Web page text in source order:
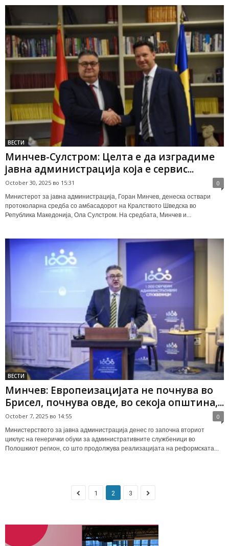
ВЕСТИ
Минчев-Сулстром: Целта е да изградиме
јавна администрација која е сервис...
October 30, 2025 во 15:31 0
Министерот за јавна администрација, Горан Минчев, денеска оствари
протоколарна средба со амбасадорот на Кралството Шведска во
Република Македонија, Ола Сулстром. На средбата, Минчев и...
ВЕСТИ
Минчев: Европеизацијата не почнува во
Брисел, почнува овде, во секоја општина,...
October 7, 2025 во 14:55 0
Министерството за јавна администрација денес го започна вториот
циклус на генерички обуки за административните службеници во
Полошкиот регион, со што продолжува реализацијата на реформската...
1 2 3